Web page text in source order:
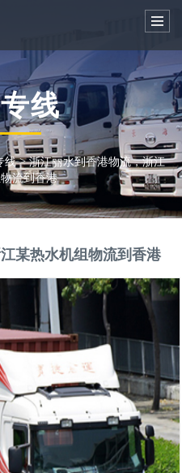
线
线>浙江丽水到香港物流，浙江
流到香港
某热水机组物流到香港